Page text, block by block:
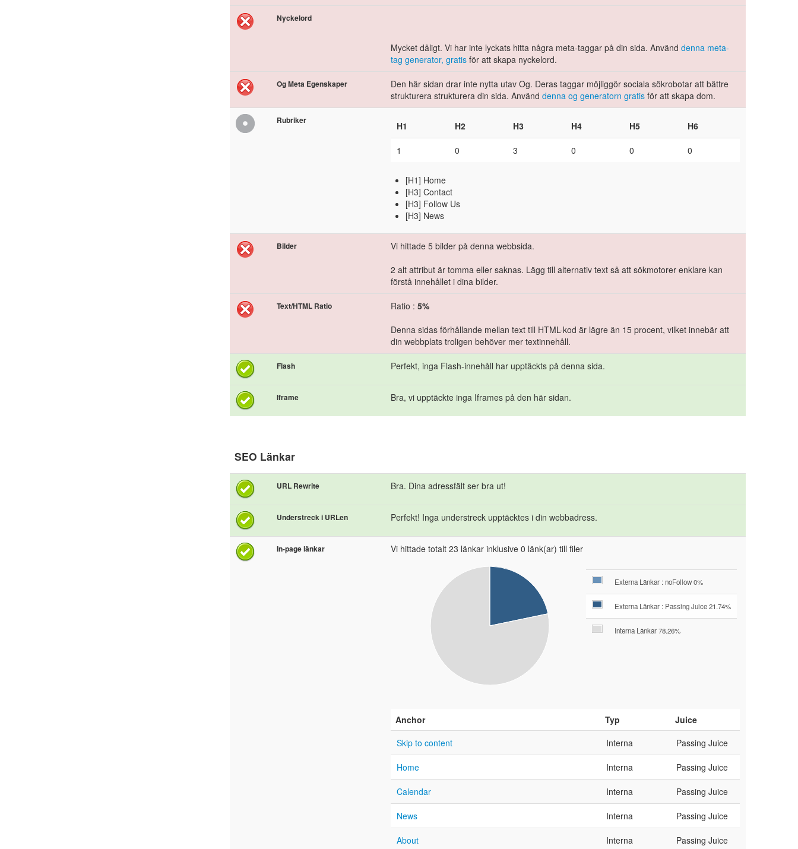
Nyckelord
Mycket dåligt. Vi har inte lyckats hitta några meta-taggar på din sida. Använd denna meta-
tag generator, gratis för att skapa nyckelord.
Og Meta Egenskaper
Den här sidan drar inte nytta utav Og. Deras taggar möjliggör sociala sökrobotar att bättre
strukturera strukturera din sida. Använd denna og generatorn gratis för att skapa dom.
Rubriker H1 H2 H3 H4 H5 H6
1 0 3 0 0 0
[H1] Home
[H3] Contact
[H3] Follow Us
[H3] News
Bilder
Vi hittade 5 bilder på denna webbsida.
2 alt attribut är tomma eller saknas. Lägg till alternativ text så att sökmotorer enklare kan
förstå innehållet i dina bilder.
Text/HTML Ratio Ratio : 5%
Denna sidas förhållande mellan text till HTML-kod är lägre än 15 procent, vilket innebär att
din webbplats troligen behöver mer textinnehåll.
Flash Perfekt, inga Flash-innehåll har upptäckts på denna sida.
Iframe Bra, vi upptäckte inga Iframes på den här sidan.
SEO Länkar
URL Rewrite Bra. Dina adressfält ser bra ut!
Understreck i URLen Perfekt! Inga understreck upptäcktes i din webbadress.
In-page länkar Vi hittade totalt 23 länkar inklusive 0 länk(ar) till filer
Externa Länkar : noFollow 0%
Externa Länkar : Passing Juice 21.74%
Interna Länkar 78.26%
Anchor Typ
Juice
Skip to content
Interna Passing Juice
Home Interna Passing Juice
Calendar Interna Passing Juice
News Interna Passing Juice
About Interna Passing Juice